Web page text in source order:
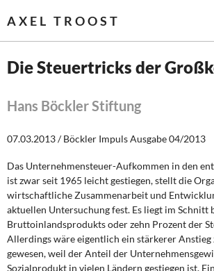
AXEL TROOST
Leitlinien linker Wirtschafts- und
Wirtschaftspolitik
Steuer- und Finanzpolitik
Öffentliche Infrastruktur und
Die Steuertricks der
Hans Böckler Stiftung
07.03.2013 / Böckler Impuls Ausgabe 04/2013
Das Unternehmensteuer-Aufkommen in den
ist zwar seit 1965 leicht gestiegen, stellt die
wirtschaftliche Zusammenarbeit und
aktuellen Untersuchung fest. Es liegt im Schnitt
Bruttoinlandsprodukts oder zehn Prozent der
Allerdings wäre eigentlich ein stärkerer Anstieg
gewesen, weil der Anteil der
Sozialprodukt in vielen Ländern gestiegen ist.